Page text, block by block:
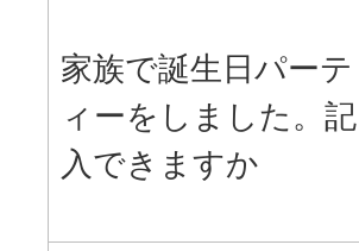
家族で誕生日パーテ
ィーをしました。記
入できますか